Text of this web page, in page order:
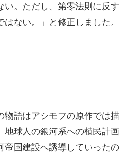
い。ただし、第零法則に反す
はない。」と修正しました。
物語はアシモフの原作では描
地球人の銀河系への植民計画
帝国建設へ誘導していったの